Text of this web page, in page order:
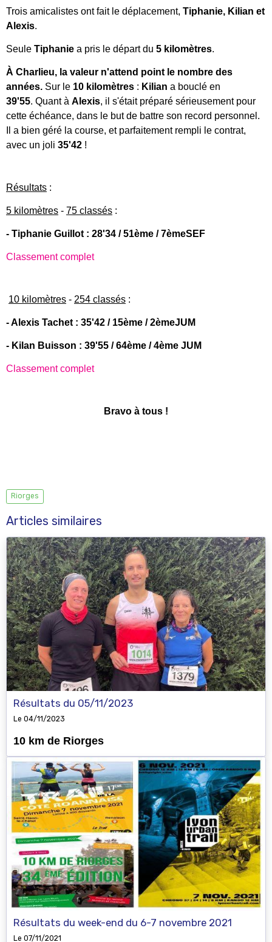
Trois amicalistes ont fait le déplacement, Tiphanie, Kilian et
Alexis.
Seule Tiphanie a pris le départ du 5 kilomètres.
À Charlieu, la valeur n'attend point le nombre des
années. Sur le 10 kilomètres : Kilian a bouclé en
39'55. Quant à Alexis, il s'était préparé sérieusement pour
cette échéance, dans le but de battre son record personnel.
Il a bien géré la course, et parfaitement rempli le contrat,
avec un joli 35'42 !
Résultats :
5 kilomètres - 75 classés :
- Tiphanie Guillot : 28'34 / 51ème / 7èmeSEF
Classement complet
10 kilomètres - 254 classés :
- Alexis Tachet : 35'42 / 15ème / 2èmeJUM
- Kilan Buisson : 39'55 / 64ème / 4ème JUM
Classement complet
Bravo à tous !
Riorges
Articles similaires
Résultats du 05/11/2023
Le 04/11/2023
10 km de Riorges
Résultats du week-end du 6-7 novembre 2021
Le 07/11/2021